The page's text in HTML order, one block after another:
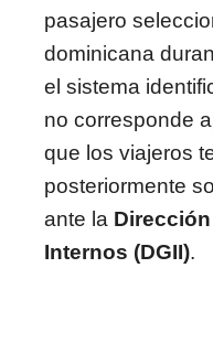
pasajero
dominicana
el sistema
no corresponde
que los viajeros
posteriormente
ante la
Internos (DGII).